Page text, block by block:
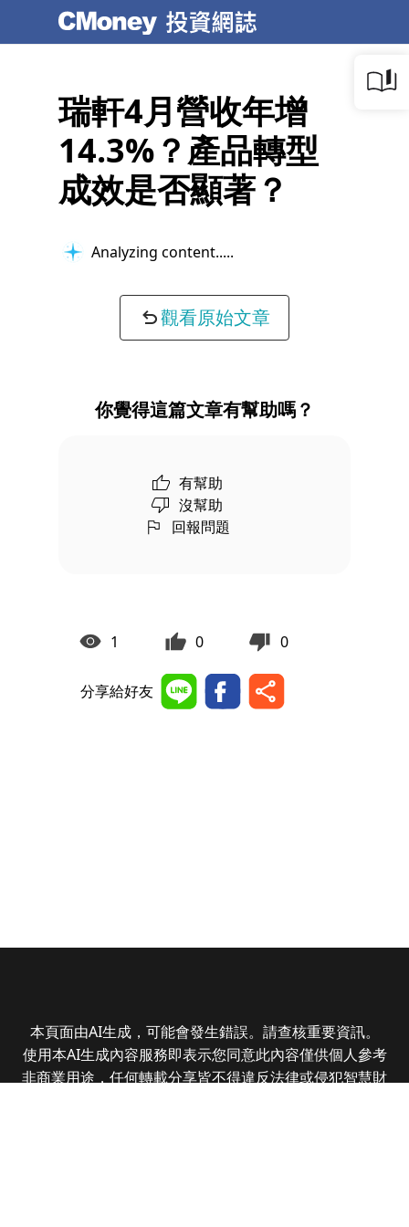
瑞軒4月營收年增
14.3%？產品轉型
成效是否顯著？
Analyzing content...
觀看原始文章
你覺得這篇文章有幫助嗎？
有幫助
沒幫助
回報問題
1 0 0
分享給好友
本頁面由AI生成，可能會發生錯誤。請查核重要資訊。
使用本AI生成內容服務即表示您同意此內容僅供個人參考
非商業用途，任何轉載分享皆不得違反法律或侵犯智慧財